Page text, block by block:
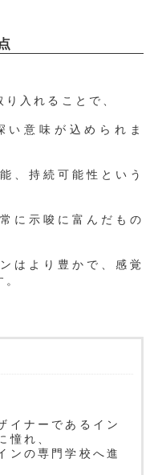
入れることで、
意味が込められま
、持続可能性という
に示唆に富んだもの
はより豊かで、感覚
イナーであるイン
憧れ、
ンの専門学校へ進